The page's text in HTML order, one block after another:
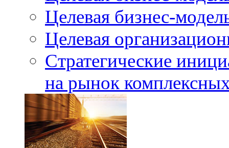
Целевая бизнес-
Целевая
Стратегические
на рынок